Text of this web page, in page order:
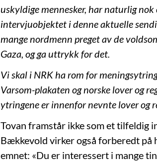
uskyldige mennesker, har naturlig
intervjuobjektet i denne aktuelle
mange nordmenn preget av de
Gaza, og ga uttrykk for det.
Vi skal i NRK ha rom for
Varsom-plakaten og norske lover og
ytringene er innenfor nevnte lover og
Tovan framstår ikke som et tilfeldig
Bækkevold virker også forberedt på
emnet: «Du er interessert i mange